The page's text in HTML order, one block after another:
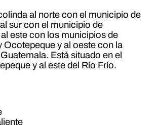
al norte con el municipio de
sur con el municipio de
este con los municipios de
Ocotepeque y al oeste con la
Está situado en el
y al este del Río Frío.